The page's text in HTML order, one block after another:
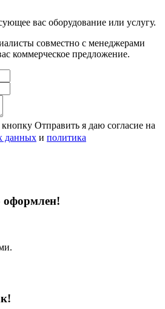
вас оборудование или услугу.
совместно с менеджерами
коммерческое предложение.
Отправить я даю согласие на
данных и политикa
оформлен!